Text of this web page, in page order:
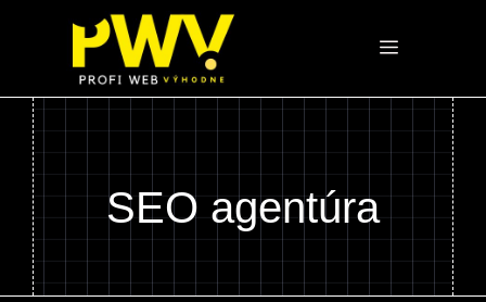
Menu
SEO agentúra